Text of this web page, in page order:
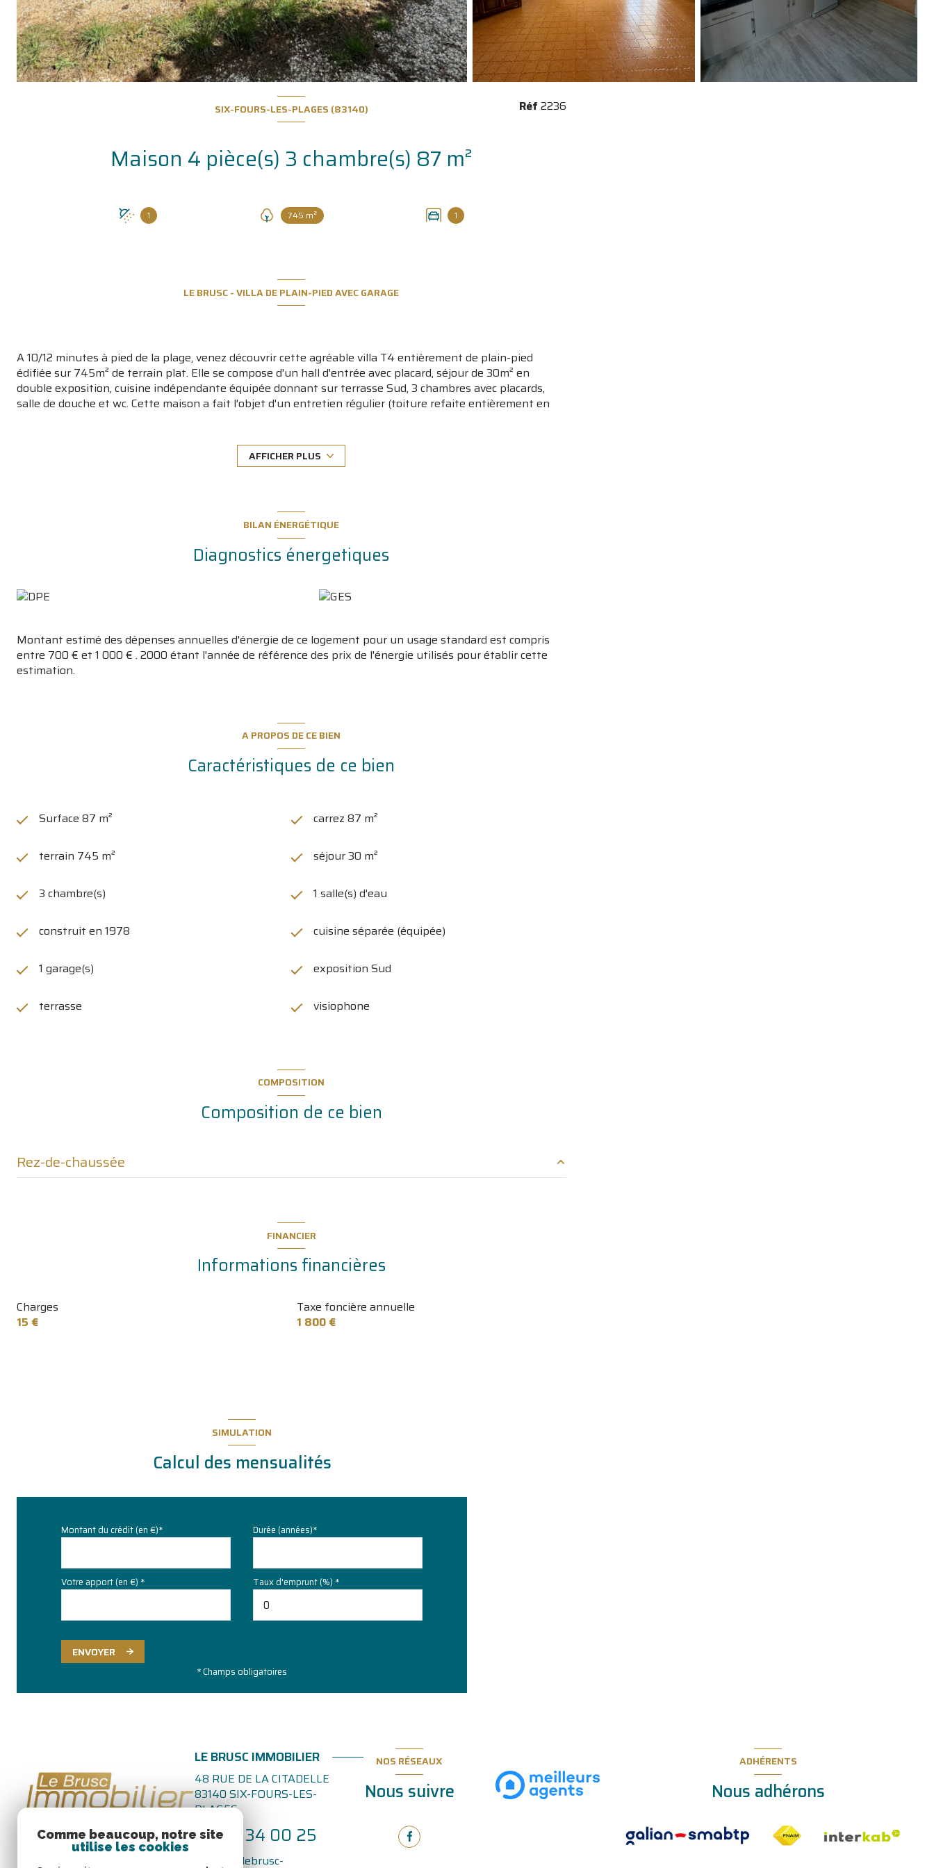
SIX-FOURS-LES-PLAGES (83140)
Maison 4 pièce(s) 3 chambre(s) 87 m²
1 745 m² 1
Réf 2236
LE BRUSC - VILLA DE PLAIN-PIED AVEC GARAGE
A 10/12 minutes à pied de la plage, venez découvrir cette agréable villa T4 entièrement de plain-pied
édifiée sur 745m² de terrain plat. Elle se compose d'un hall d'entrée avec placard, séjour de 30m² en
double exposition, cuisine indépendante équipée donnant sur terrasse Sud, 3 chambres avec placards,
salle de douche et wc. Cette maison a fait l'objet d'un entretien régulier (toiture refaite entièrement en
Les informations sur les risques auxquels ce bien est exposé sont disponibles sur le site
AFFICHER PLUS
BILAN ÉNERGÉTIQUE
Diagnostics énergetiques
Montant estimé des dépenses annuelles d'énergie de ce logement pour un usage standard est compris
entre 700 € et 1 000 € . 2000 étant l'année de référence des prix de l'énergie utilisés pour établir cette
estimation.
A PROPOS DE CE BIEN
Caractéristiques de ce bien
Surface 87 m² carrez 87 m²
terrain 745 m² séjour 30 m²
3 chambre(s) 1 salle(s) d'eau
construit en 1978 cuisine séparée (équipée)
1 garage(s) exposition Sud
terrasse visiophone
COMPOSITION
Composition de ce bien
Rez-de-chaussée
chambre
FINANCIER
Informations financières
Charges
15 €
Taxe foncière annuelle
1 800 €
SIMULATION
Calcul des mensualités
Montant du crédit (en €)* Durée (années)*
Votre apport (en €) * Taux d'emprunt (%) *
ENVOYER
* Champs obligatoires
LE BRUSC IMMOBILIER
48 RUE DE LA CITADELLE
83140 SIX-FOURS-LES-
PLAGES
04 94 34 00 25
agence@lebrusc-
NOS RÉSEAUX
Nous suivre
ADHÉRENTS
Nous adhérons
Comme beaucoup, notre site
utilise les cookies